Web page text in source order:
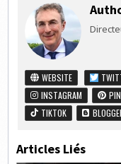
WEBSITE
INSTAGRAM
TIKTOK
Articles Liés